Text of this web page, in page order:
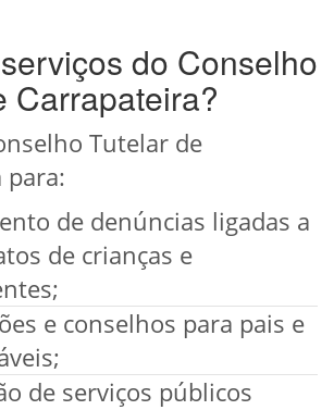
do Conselho
Carrapateira?
Tutelar de
para:
de denúncias ligadas a
de crianças e
e conselhos para pais e
de serviços públicos